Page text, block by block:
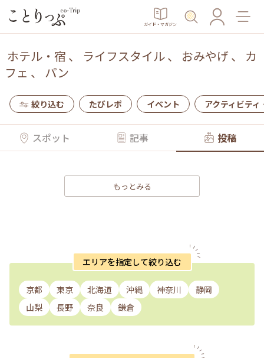
ガイド・マガジン
ホテル・宿 、 ライフスタイル、 おみやげ 、 カ
フェ 、 パン
絞り込む たびレポ イベント アクティビティ
スポット 記事 投稿
もっとみる
エリアを指定して絞り込む
京都 東京 北海道 沖縄 神奈川
静岡
山梨
長野 奈良 鎌倉